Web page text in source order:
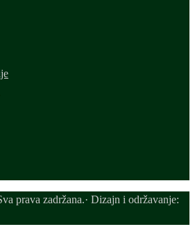
prava zadržana.· Dizajn i održavanje: